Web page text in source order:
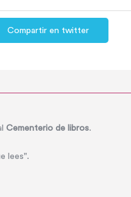
Compartir en twitter
Cementerio de libros.
lees".